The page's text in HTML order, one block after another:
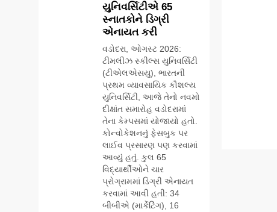
યુનિવર્સિટીએ 65
સ્નાતકોને ડિગ્રી
એનાયત કરી
વડોદરા, ઓગસ્ટ 2026:
ટીમલીઝ સ્કીલ્સ યુનિવર્સિટી
(ટીએલએસયુ), ભારતની
પ્રથમ વ્યાવસાયિક કૌશલ્ય
યુનિવર્સિટી, આજે તેનો નવમો
દીક્ષાંત સમારોહ વડોદરામાં
તેના કેમ્પસમાં યોજાયો હતો.
કોન્વોકેશનનું ફેસબુક પર
લાઈવ પ્રસારણ પણ કરવામાં
આવ્યું હતું. કુલ 65
વિદ્યાર્થીઓને ચાર
પ્રોગ્રામમાં ડિગ્રી એનાયત
કરવામાં આવી હતી: 34
બીબીએ (માર્કેટિંગ), 16